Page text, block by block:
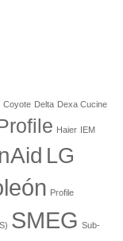
Coyote Delta Dexa Cucine
Haier IEM
LG
Profile
SMEG Sub-